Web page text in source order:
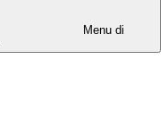
Menu di